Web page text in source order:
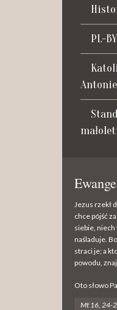
PL-
Jezus rzekł
chce pójść
siebie,
naśladuje.
straci je; a
powodu,
Oto słowo
Mt 16, 24-